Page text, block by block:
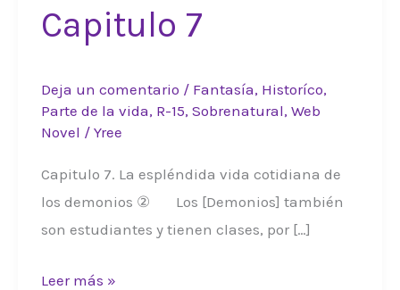
Capitulo 7
Deja un comentario / Fantasía, Historíco,
Parte de la vida, R-15, Sobrenatural, Web
Novel / Yree
Capitulo 7. La espléndida vida cotidiana de
los demonios ② Los [Demonios] también
son estudiantes y tienen clases, por […]
•Leer más »